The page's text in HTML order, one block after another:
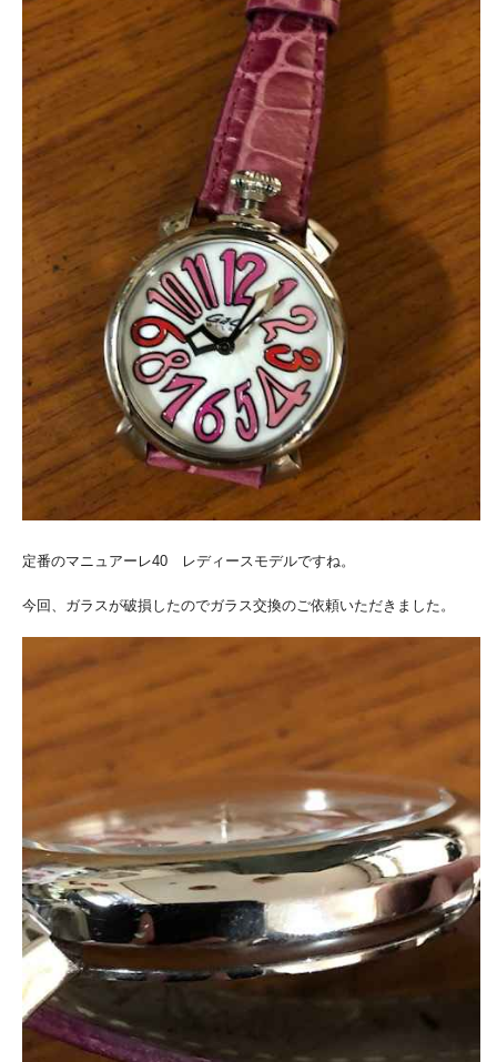
定番のマニュアーレ40 レディースモデルですね。
今回、ガラスが破損したのでガラス交換のご依頼いただきました。